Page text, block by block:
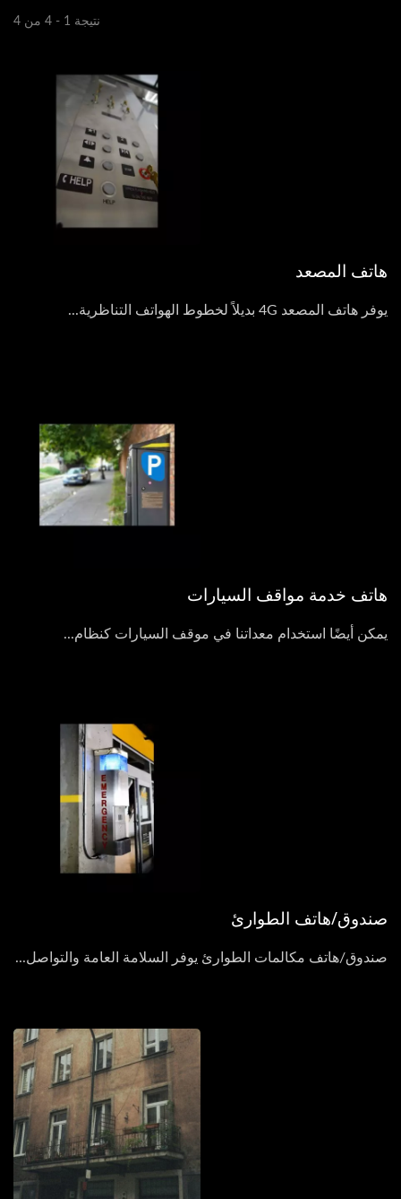
نتيجة 1 - 4 من 4
هاتف المصعد
يوفر هاتف المصعد 4G بديلاً لخطوط الهواتف التناظرية...
هاتف خدمة مواقف السيارات
يمكن أيضًا استخدام معداتنا في موقف السيارات كنظام...
صندوق/هاتف الطوارئ
صندوق/هاتف مكالمات الطوارئ يوفر السلامة العامة والتواصل...